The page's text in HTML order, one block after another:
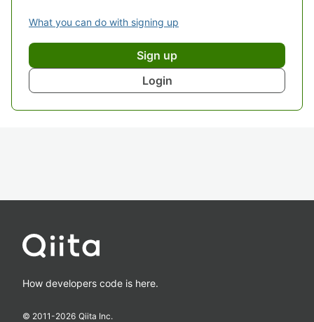
What you can do with signing up
Sign up
Login
How developers code is here.
© 2011-2026 Qiita Inc.